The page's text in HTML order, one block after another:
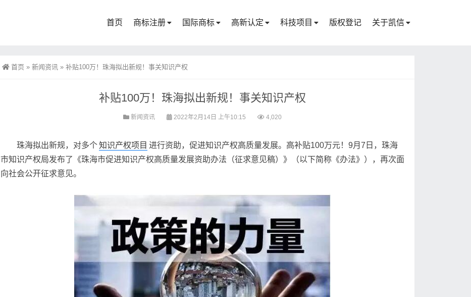
首页 商标注册 国际商标 高新认定 科技项目 版权登记 关于凯信
首页 » 新闻资讯 » 补贴100万！珠海拟出新规！事关知识产权
补贴100万！珠海拟出新规！事关知识产权
新闻资讯 2022年2月14日 上午10:15 4,020
珠海拟出新规，对多个知识产权项目 进行资助，促进知识产权高质量发展。高补贴100万元！9月7日，珠海
市知识产权局发布了《珠海市促进知识产权高质量发展资助办法（征求意见稿）》（以下简称《办法》），再次面
向社会公开征求意见。